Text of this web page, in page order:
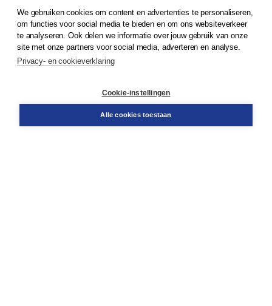
© 2026Koninklijke Boom uitgevers
Klantenservice
Service & informatie
Contact
We gebruiken cookies om content en advertenties te personaliseren,
om functies voor social media te bieden en om ons websiteverkeer
te analyseren. Ook delen we informatie over jouw gebruik van onze
site met onze partners voor social media, adverteren en analyse.
Privacy- en cookieverklaring
Cookie-instellingen
Alle cookies toestaan